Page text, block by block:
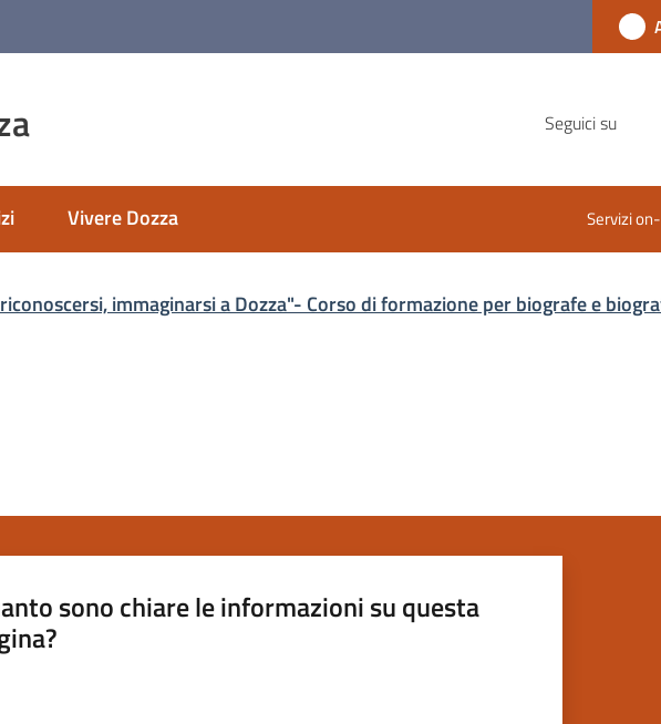
Seguici su
Vivere Dozza Servizi
immaginarsi a Dozza"- Corso di formazione per biografe e
sono chiare le informazioni su questa